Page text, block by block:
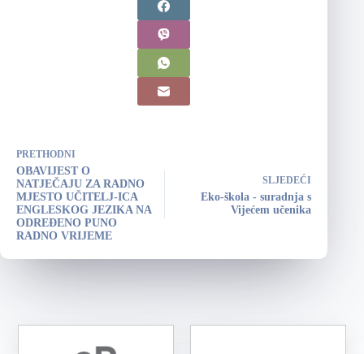
PRETHODNI
OBAVIJEST O
NATJEČAJU ZA RADNO
MJESTO UČITELJ-ICA
ENGLESKOG JEZIKA NA
ODREĐENO PUNO
RADNO VRIJEME
SLJEDEĆI
Eko-škola - suradnja s
Vijećem učenika